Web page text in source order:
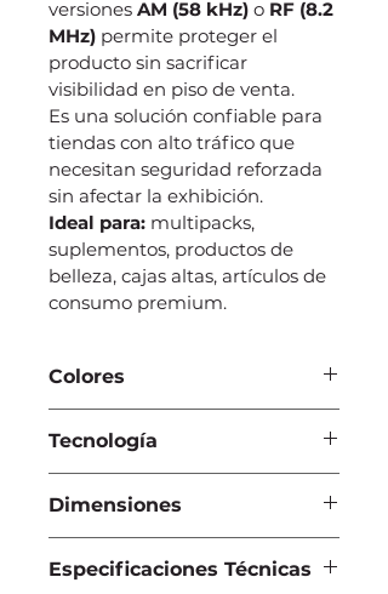
versiones AM (58 kHz) o RF (8.2
MHz) permite proteger el
producto sin sacrificar
visibilidad en piso de venta.
Es una solución confiable para
tiendas con alto tráfico que
necesitan seguridad reforzada
sin afectar la exhibición.
Ideal para: multipacks,
suplementos, productos de
belleza, cajas altas, artículos de
consumo premium.
Colores
• Negro
Tecnología
Dimensiones
• 200 × 150 × 80 mm
Especificaciones Técnicas